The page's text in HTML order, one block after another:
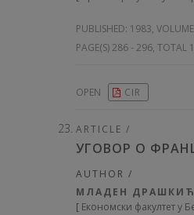
PUBLISHED: 1983,
PAGE(S) 286 - 296, TOTAL
OPEN CIR
ARTICLE /
УГОВОР О
AUTHOR /
МЛАДЕН ДРАШКИЋ
[ Економски факултет у